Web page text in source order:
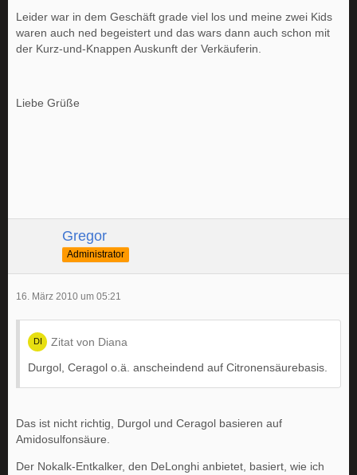
Leider war in dem Geschäft grade viel los und meine zwei Kids
waren auch ned begeistert und das wars dann auch schon mit
der Kurz-und-Knappen Auskunft der Verkäuferin.
Liebe Grüße
Gregor
Administrator
16. März 2010 um 05:21
Zitat von Diana
Durgol, Ceragol o.ä. anscheindend auf Citronensäurebasis.
Das ist nicht richtig, Durgol und Ceragol basieren auf
Amidosulfonsäure.
Der Nokalk-Entkalker, den DeLonghi anbietet, basiert, wie ich